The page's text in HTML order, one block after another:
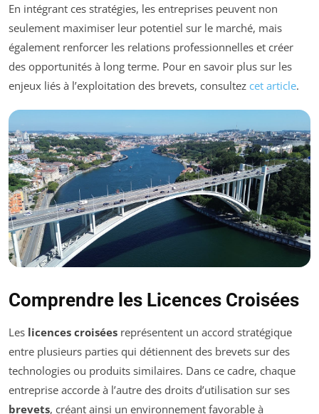
En intégrant ces stratégies, les entreprises peuvent non
seulement maximiser leur potentiel sur le marché, mais
également renforcer les relations professionnelles et créer
des opportunités à long terme. Pour en savoir plus sur les
enjeux liés à l’exploitation des brevets, consultez cet article.
Comprendre les Licences Croisées
Les licences croisées représentent un accord stratégique
entre plusieurs parties qui détiennent des brevets sur des
technologies ou produits similaires. Dans ce cadre, chaque
entreprise accorde à l’autre des droits d’utilisation sur ses
brevets, créant ainsi un environnement favorable à